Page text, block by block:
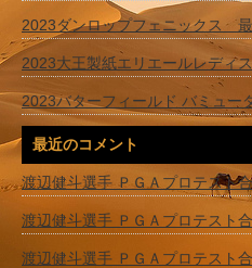
2023ダンロップフェニックス
2023大王製紙エリエールレディ
2023バターフィールド バミュー
最近のコメント
渡辺健斗選手 ＰＧＡプロテスト
渡辺健斗選手 ＰＧＡプロテスト合
渡辺健斗選手 ＰＧＡプロテスト合